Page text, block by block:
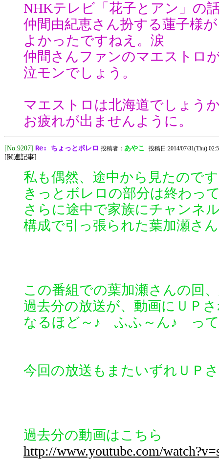
NHKテレビ「花子とアン」の
仲間由紀恵さん扮する蓮子様
よかったですねえ。涙
仲間さんファンのマエストロ
泣モンでしょう。
マエストロは北海道でしょう
お疲れが出ませんように。
[No.9207] Re: ちょっとボレロ 投稿者： あやこ 投稿日:2014/07/31(Thu)
[関連記事]
私も偶然、途中から見たので
きっとボレロの部分は終わっ
さらに途中で家族にチャンネ
構成で引っ張られた葉加瀬さ
この番組での葉加瀬さんの回
過去分の放送が、動画にＵＰ
なるほど～♪ ふふ～ん♪ っ
今回の放送もまたいずれＵＰ
過去分の動画はこちら
http://www.youtube.com/